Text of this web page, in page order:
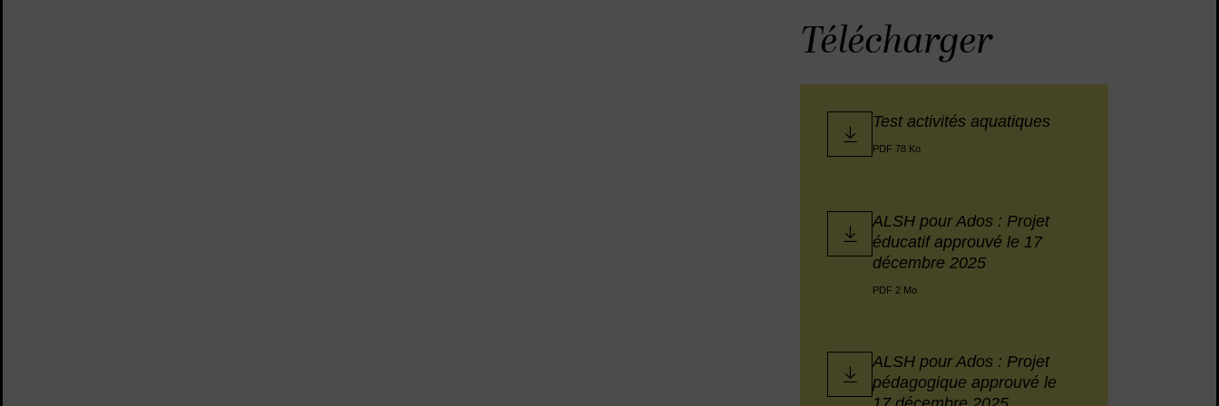
Télécharger
Test activités aquatiques
PDF 78 Ko
ALSH pour Ados : Projet
éducatif approuvé le 17
décembre 2025
PDF 2 Mo
ALSH pour Ados : Projet
pédagogique approuvé le